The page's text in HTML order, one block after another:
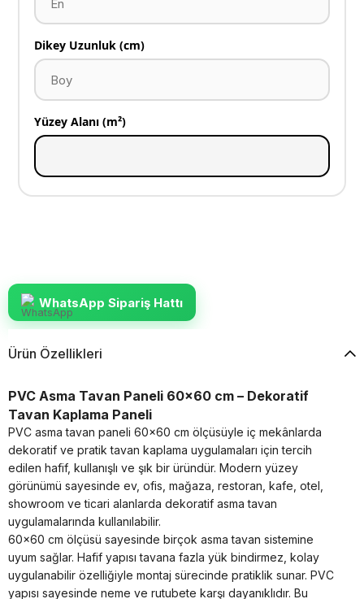
Dikey Uzunluk (cm)
Yüzey Alanı (m²)
WhatsApp Sipariş Hattı
Ürün Özellikleri
PVC Asma Tavan Paneli 60x60 cm – Dekoratif
Tavan Kaplama Paneli
PVC asma tavan paneli 60x60 cm ölçüsüyle iç mekânlarda
dekoratif ve pratik tavan kaplama uygulamaları için tercih
edilen hafif, kullanışlı ve şık bir üründür. Modern yüzey
görünümü sayesinde ev, ofis, mağaza, restoran, kafe, otel,
showroom ve ticari alanlarda dekoratif asma tavan
uygulamalarında kullanılabilir.
60x60 cm ölçüsü sayesinde birçok asma tavan sistemine
uyum sağlar. Hafif yapısı tavana fazla yük bindirmez, kolay
uygulanabilir özelliğiyle montaj sürecinde pratiklik sunar. PVC
yapısı sayesinde neme ve rutubete karşı dayanıklıdır. Bu